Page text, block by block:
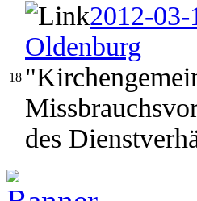
18
2012-
Oldenburg
des